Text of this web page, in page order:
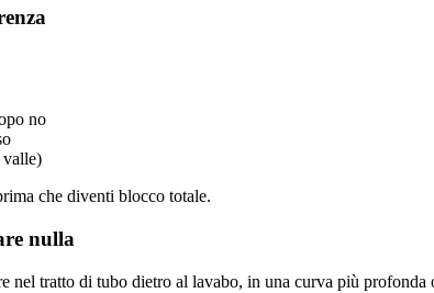
no
valle)
che diventi blocco totale.
nulla
nel tratto di tubo dietro al lavabo, in una curva più